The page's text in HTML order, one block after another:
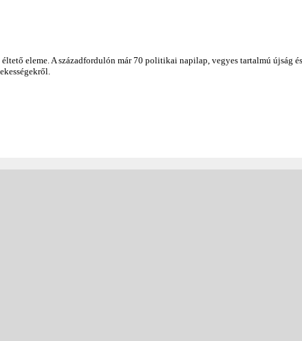
eleme. A századfordulón már 70 politikai napilap, vegyes tartalmú újság